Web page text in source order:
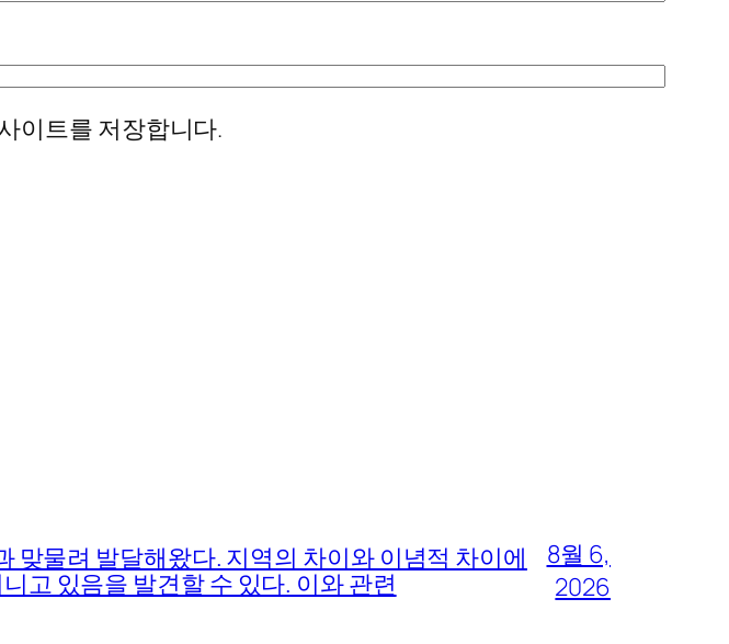
이트를 저장합니다.
맞물려 발달해왔다. 지역의 차이와 이념적 차이에
고 있음을 발견할 수 있다. 이와 관련
8월 6,
2026